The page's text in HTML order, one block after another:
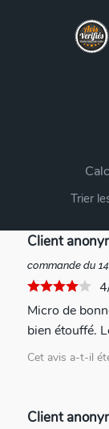
Trier
Client
commande du
Micro de
bien étouffé.
Cet avis a-t-il
Client